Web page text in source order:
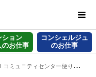
ション
のお仕事
コンシェルジュ
のお仕事
ュニティセンター便り第63号を発刊